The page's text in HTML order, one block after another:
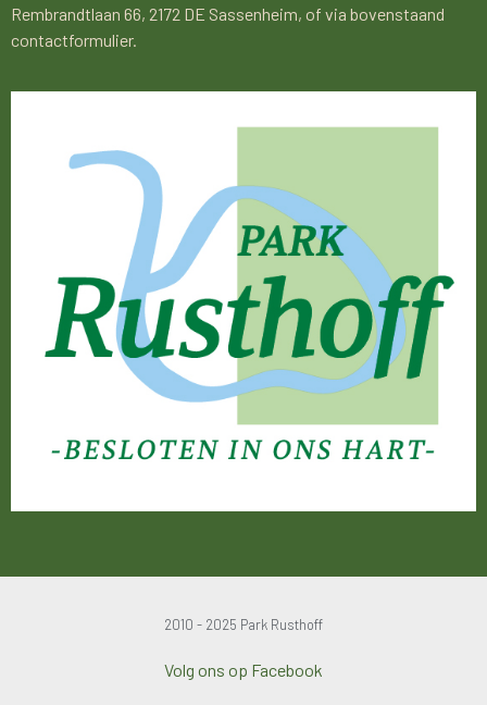
Rembrandtlaan 66, 2172 DE Sassenheim, of via bovenstaand
contactformulier.
2010 - 2025 Park Rusthoff
Volg ons op Facebook